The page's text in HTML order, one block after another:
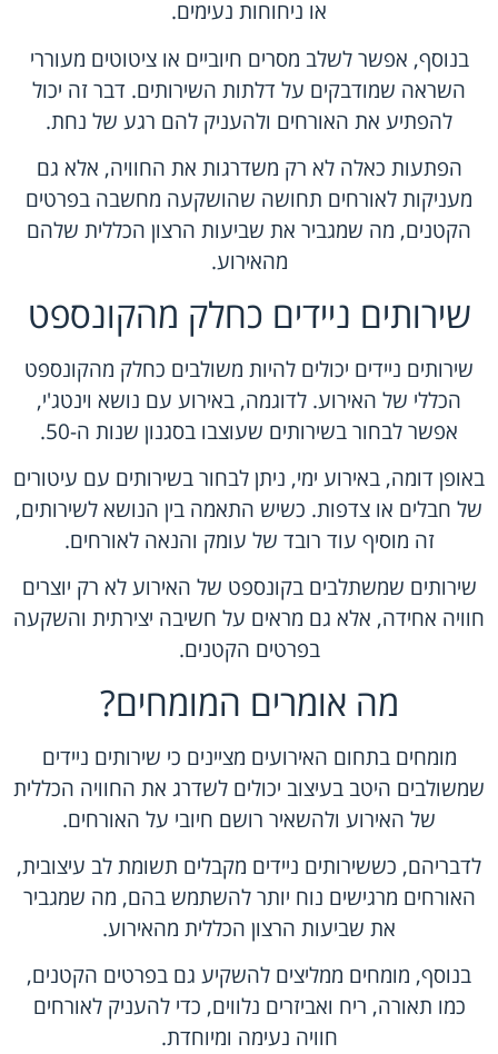
או ניחוחות נעימים.
בנוסף, אפשר לשלב מסרים חיוביים או ציטוטים מעוררי
השראה שמודבקים על דלתות השירותים. דבר זה יכול
להפתיע את האורחים ולהעניק להם רגע של נחת.
הפתעות כאלה לא רק משדרגות את החוויה, אלא גם
מעניקות לאורחים תחושה שהושקעה מחשבה בפרטים
הקטנים, מה שמגביר את שביעות הרצון הכללית שלהם
מהאירוע.
שירותים ניידים כחלק מהקונספט
שירותים ניידים יכולים להיות משולבים כחלק מהקונספט
הכללי של האירוע. לדוגמה, באירוע עם נושא וינטג'י,
אפשר לבחור בשירותים שעוצבו בסגנון שנות ה-50.
באופן דומה, באירוע ימי, ניתן לבחור בשירותים עם עיטורים
של חבלים או צדפות. כשיש התאמה בין הנושא לשירותים,
זה מוסיף עוד רובד של עומק והנאה לאורחים.
שירותים שמשתלבים בקונספט של האירוע לא רק יוצרים
חוויה אחידה, אלא גם מראים על חשיבה יצירתית והשקעה
בפרטים הקטנים.
מה אומרים המומחים?
מומחים בתחום האירועים מציינים כי שירותים ניידים
שמשולבים היטב בעיצוב יכולים לשדרג את החוויה הכללית
של האירוע ולהשאיר רושם חיובי על האורחים.
לדבריהם, כששירותים ניידים מקבלים תשומת לב עיצובית,
האורחים מרגישים נוח יותר להשתמש בהם, מה שמגביר
את שביעות הרצון הכללית מהאירוע.
בנוסף, מומחים ממליצים להשקיע גם בפרטים הקטנים,
כמו תאורה, ריח ואביזרים נלווים, כדי להעניק לאורחים
חוויה נעימה ומיוחדת.